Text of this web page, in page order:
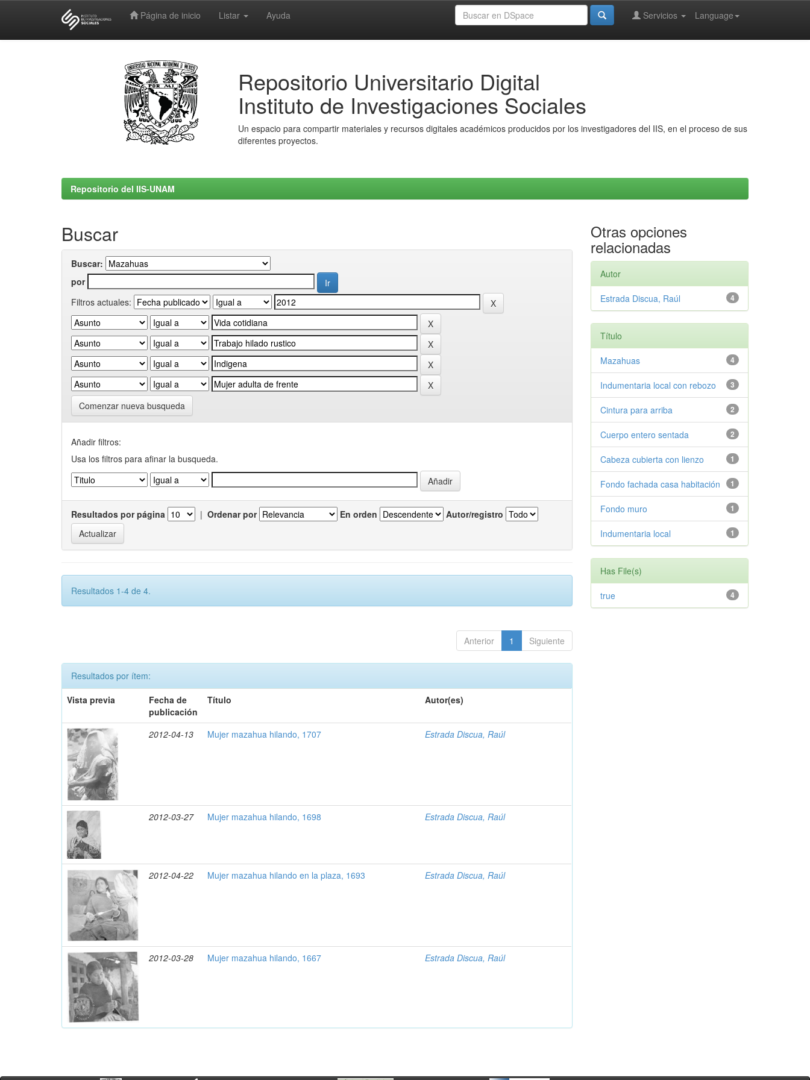
Página de inicio Listar Ayuda Language
Servicios
Repositorio Universitario Digital
Instituto de Investigaciones Sociales
Un espacio para compartir materiales y recursos digitales académicos producidos por los investigadores del IIS, en el proceso de sus
diferentes proyectos.
Repositorio del IIS-UNAM
Buscar
Buscar:
por
Filtros actuales:
Comenzar nueva busqueda
Añadir filtros:
Usa los filtros para afinar la busqueda.
Resultados por página | Ordenar por En orden Autor/registro
Resultados 1-4 de 4.
Anterior 1 Siguiente
Resultados por ítem:
Vista previa
Fecha de
publicación
Título Autor(es)
2012-04-13 Mujer mazahua hilando, 1707 Estrada Discua, Raúl
2012-03-27 Mujer mazahua hilando, 1698 Estrada Discua, Raúl
2012-04-22 Mujer mazahua hilando en la plaza, 1693 Estrada Discua, Raúl
2012-03-28 Mujer mazahua hilando, 1667 Estrada Discua, Raúl
Otras opciones
relacionadas
Autor
4
Estrada Discua, Raúl
Título
4
Mazahuas
3
Indumentaria local con rebozo
2
Cintura para arriba
2
Cuerpo entero sentada
1
Cabeza cubierta con lienzo
1
Fondo fachada casa habitación
1
Fondo muro
1
Indumentaria local
Has File(s)
4
true